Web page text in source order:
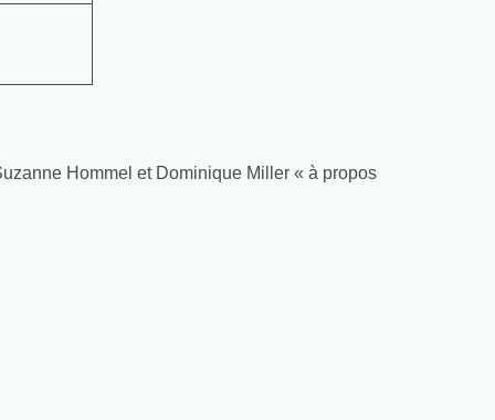
Hommel et Dominique Miller « à propos